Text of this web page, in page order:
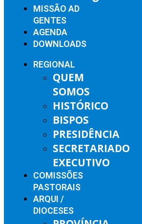
MISSÃO AD
GENTES
AGENDA
DOWNLOADS
REGIONAL
QUEM
SOMOS
HISTÓRICO
BISPOS
PRESIDÊNCIA
SECRETARIADO
EXECUTIVO
COMISSÕES
PASTORAIS
ARQUI /
DIOCESES